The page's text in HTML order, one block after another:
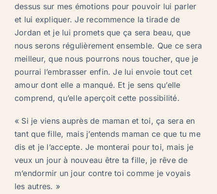
dessus sur mes émotions pour pouvoir lui parler
et lui expliquer. Je recommence la tirade de
Jordan et je lui promets que ça sera beau, que
nous serons régulièrement ensemble. Que ce sera
meilleur, que nous pourrons nous toucher, que je
pourrai l’embrasser enfin. Je lui envoie tout cet
amour dont elle a manqué. Et je sens qu’elle
comprend, qu’elle aperçoit cette possibilité.
« Si je viens auprès de maman et toi, ça sera en
tant que fille, mais j’entends maman ce que tu me
dis et je l’accepte. Je monterai pour toi, mais je
veux un jour à nouveau être ta fille, je rêve de
m’endormir un jour contre toi comme je voyais
les autres. »